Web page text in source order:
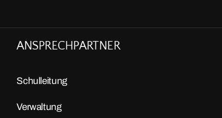
ANSPRECHPARTNER
Schulleitung
Verwaltung